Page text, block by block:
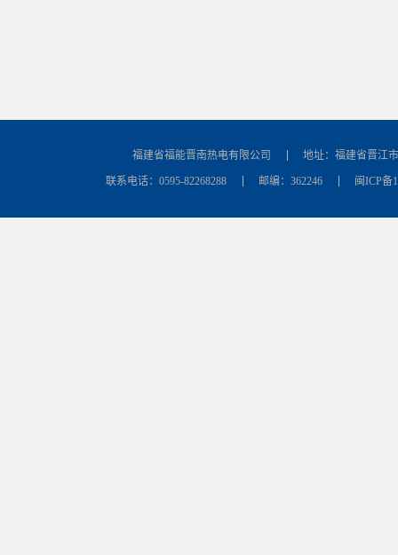
福建省福能晋南热电有限公司 地址：福建省晋江
联系电话：0595-82268288 邮编：362246 闽ICP备